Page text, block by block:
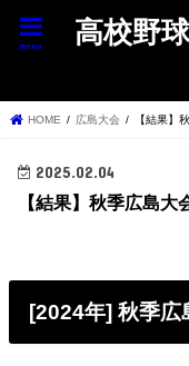
高校野
menu
HOME 広島大会 【結果】
2025.02.04
【結果】秋季広島大
[2024年] 秋季広